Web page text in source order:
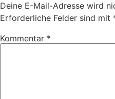
Deine E-Mail-Adresse wird
Erforderliche Felder sind mit
Kommentar *